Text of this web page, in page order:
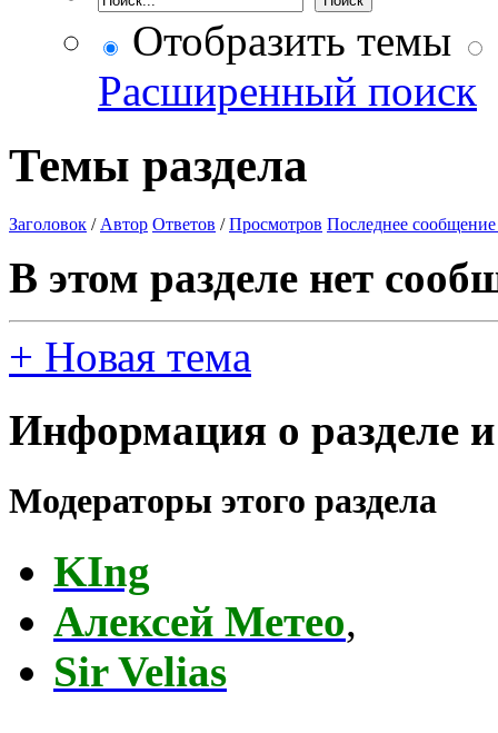
Отобразить темы
Расширенный поиск
Темы раздела
Заголовок / Автор Ответов /Просмотров Последнее сообщение
В этом разделе нет
+ Новая тема
Информация о разделе
Модераторы этого раздела
KIng
Алексей Метео,
Sir Velias